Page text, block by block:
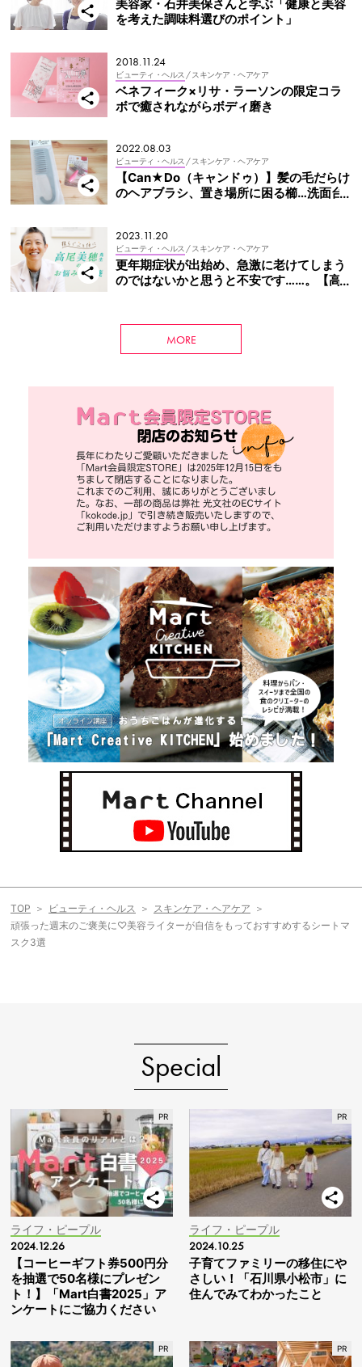
美容家・石井美保さんと学ぶ「健康と美容
を考えた調味料選びのポイント」
2018.11.24
ビューティ・ヘルス / スキンケア・ヘアケア
ベネフィーク×リサ・ラーソンの限定コラ
ボで癒されながらボディ磨き
2022.08.03
ビューティ・ヘルス / スキンケア・ヘアケア
【Can★Do（キャンドゥ）】髪の毛だらけ
のヘアブラシ、置き場所に困る櫛…洗面台
2023.11.20
ビューティ・ヘルス / スキンケア・ヘアケア
更年期症状が出始め、急激に老けてしまう
のではないかと思うと不安です……。【高
MORE
TOP ビューティ・ヘルス
スキンケア・ヘアケア
頑張った週末のご褒美に♡美容ライターが自信をもっておすすめするシートマ
スク3選
Special
ライフ・ピープル
2024.12.26
【コーヒーギフト券500円分
を抽選で50名様にプレゼン
ト！】「Mart白書2025」ア
ンケートにご協力ください
ライフ・ピープル
2024.10.25
子育てファミリーの移住にや
さしい！「石川県小松市」に
住んでみてわかったこと